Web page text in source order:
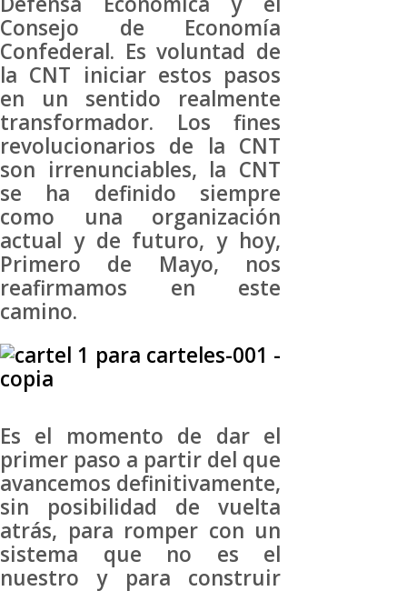
Consejo de Economía
Confederal. Es voluntad de
la CNT iniciar estos pasos
en un sentido realmente
transformador. Los fines
revolucionarios de la CNT
son irrenunciables, la CNT
se ha definido siempre
como una organización
actual y de futuro, y hoy,
Primero de Mayo, nos
reafirmamos en este
camino.
Es el momento de dar el
primer paso a partir del que
avancemos definitivamente,
sin posibilidad de vuelta
atrás, para romper con un
sistema que no es el
nuestro y para construir